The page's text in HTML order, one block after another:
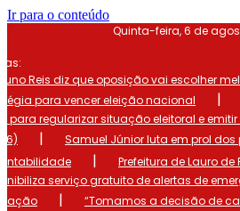
Ir para o conteúdo
Quinta-feira, 6 de
Reis diz que oposição vai escolher
para vencer eleição nacional
|
para regularizar situação eleitoral e
|
Samuel Júnior luta em prol dos
|
Prefeitura de Lauro de
serviço gratuito de alertas de
|
“Tomamos a decisão de